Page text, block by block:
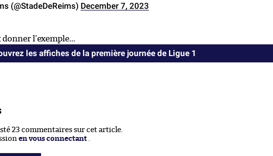
(@StadeDeReims) December 7, 2023
l’exemple…
les affiches de la première journée de Ligue 1
23 commentaires sur cet article.
en vous connectant